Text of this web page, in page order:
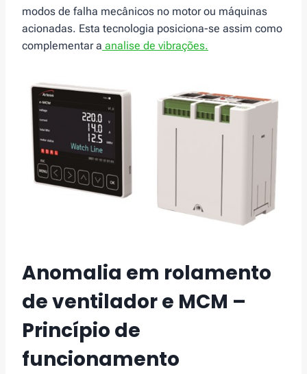
modos de falha mecânicos no motor ou máquinas
acionadas. Esta tecnologia posiciona-se assim como
complementar a analise de vibrações.
Anomalia em rolamento
de ventilador e MCM –
Princípio de
funcionamento